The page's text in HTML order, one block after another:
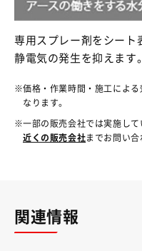
専用スプレー剤をシート
静電気の発生を抑えます。
価格・作業時間・施工によ
なります。
一部の販売会社では実施して
近くの販売会社までお問い合
関連情報